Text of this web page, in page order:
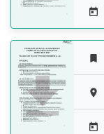




